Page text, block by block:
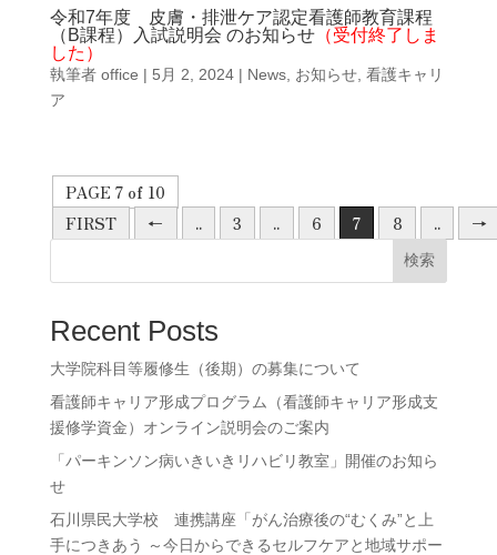
令和7年度 皮膚・排泄ケア認定看護師教育課程
（B課程）入試説明会 のお知らせ（受付終了しま
した）
執筆者 office | 5月 2, 2024| News, お知らせ, 看護キャリ
ア
PAGE 7 of 10
FIRST
← .. 3 .. 6 7 8 .. →
検索
Recent Posts
大学院科目等履修生（後期）の募集について
看護師キャリア形成プログラム（看護師キャリア形成支
援修学資金）オンライン説明会のご案内
「パーキンソン病いきいきリハビリ教室」開催のお知ら
せ
石川県民大学校 連携講座「がん治療後の“むくみ”と上
手につきあう ～今日からできるセルフケアと地域サポー